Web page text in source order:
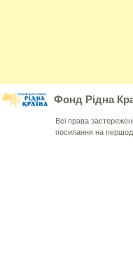
Фонд Рідна
Всі права
посилання на